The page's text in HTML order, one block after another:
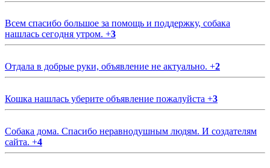
Всем спасибо большое за помощь и поддержку, собака
нашлась сегодня утром. +3
Отдала в добрые руки, объявление не актуально. +2
Кошка нашлась уберите объявление пожалуйста +3
Собака дома. Спасибо неравнодушным людям. И создателям
сайта. +4